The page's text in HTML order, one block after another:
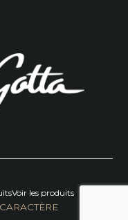
Voir les produits